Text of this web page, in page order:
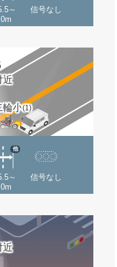
～
信号なし
近
輪小(1)
～
他
信号なし
近